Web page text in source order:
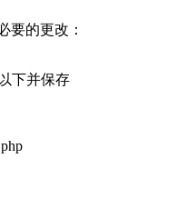
要的更改：
下并保存